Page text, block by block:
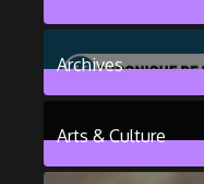
Archives
Arts & Culture